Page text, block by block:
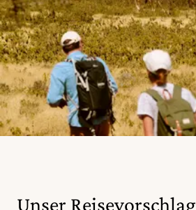
Unser Reisevorschlag